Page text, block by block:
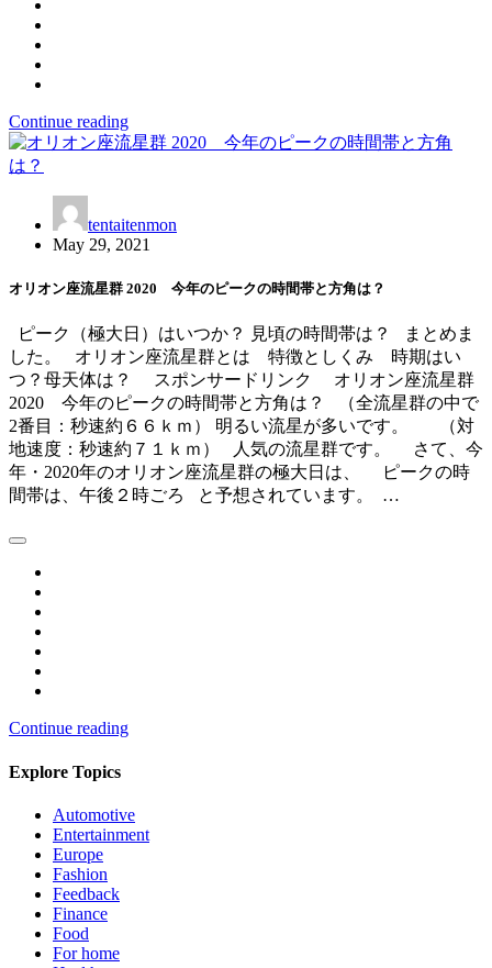
Continue reading
tentaitenmon
May 29, 2021
オリオン座流星群 2020 今年のピークの時間帯と方角は？
ピーク（極大日）はいつか？ 見頃の時間帯は？ まとめま
した。 オリオン座流星群とは 特徴としくみ 時期はい
つ？母天体は？ スポンサードリンク オリオン座流星群
2020 今年のピークの時間帯と方角は？ （全流星群の中で
2番目：秒速約６６ｋｍ） 明るい流星が多いです。 （対
地速度：秒速約７１ｋｍ） 人気の流星群です。 さて、今
年・2020年のオリオン座流星群の極大日は、 ピークの時
間帯は、午後２時ごろ と予想されています。 …
Continue reading
Explore Topics
Automotive
Entertainment
Europe
Fashion
Feedback
Finance
Food
For home